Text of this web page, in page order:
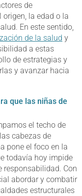
de
la edad o la
En este sentido,
de la salud y
a estas
de estrategias y
y avanzar hacia
que las niñas de
el techo de
cabezas de
pone el foco en la
todavía hoy impide
responsabilidad. Con
abordar y combatir
estructurales